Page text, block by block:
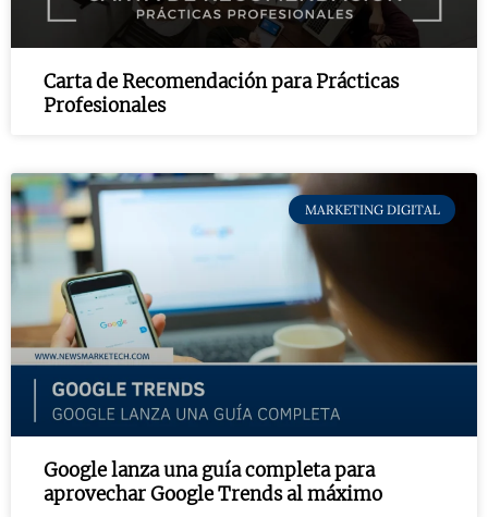
Carta de Recomendación para Prácticas
Profesionales
MARKETING DIGITAL
Google lanza una guía completa para
aprovechar Google Trends al máximo